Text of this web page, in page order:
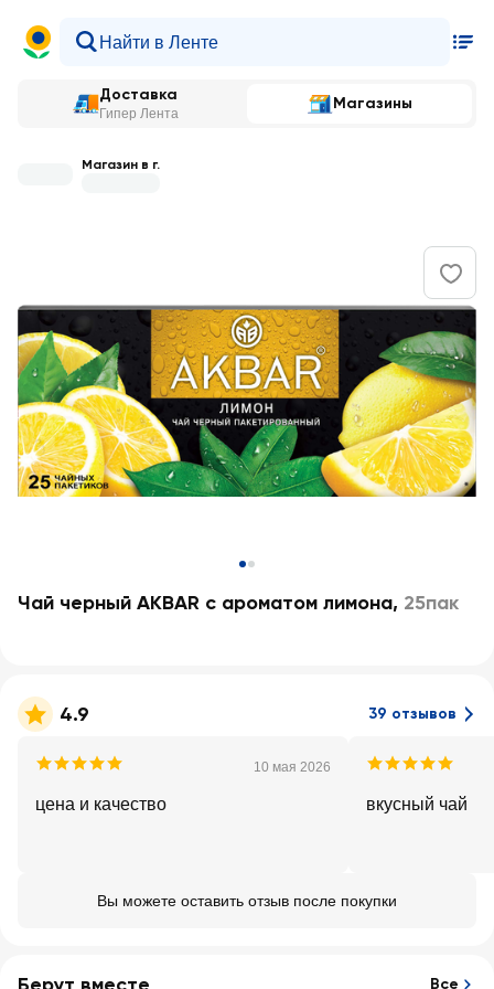
Доставка
Гипер Лента
Магазины
Магазин в г.
Чай черный AKBAR с ароматом лимона, 25пак
4.9 39 отзывов
10 мая 2026
цена и качество вкусный чай
Вы можете оставить отзыв после покупки
Все